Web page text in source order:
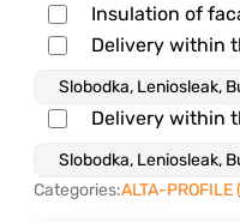
Insulation of
Delivery within
Delivery within
Categories:ALTA-PROFILE